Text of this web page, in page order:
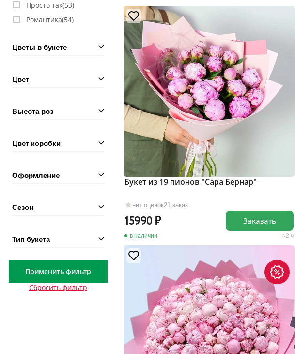
Просто так(53)
Романтика(54)
Цветы в букете
Цвет
Высота роз
Цвет коробки
Оформление
Сезон
Тип букета
Применить фильтр
Сбросить фильтр
нет оценок21 заказ
Букет из 19 пионов "Сара Бернар"
15990
в наличии 2 ч
Заказать